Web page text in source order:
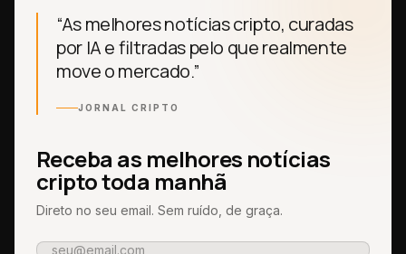
“As melhores notícias cripto, curadas
por IA e filtradas pelo que realmente
move o mercado.”
JORNAL CRIPTO
Receba as melhores notícias
cripto toda manhã
Direto no seu email. Sem ruído, de graça.